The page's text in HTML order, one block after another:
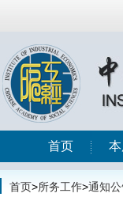
首页
首页>所务工作>通知